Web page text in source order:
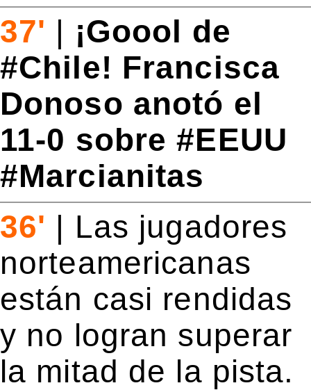
37' | ¡Goool de
#Chile! Francisca
Donoso anotó el
11-0 sobre #EEUU
#Marcianitas
36' | Las jugadores
norteamericanas
están casi rendidas
y no logran superar
la mitad de la pista.